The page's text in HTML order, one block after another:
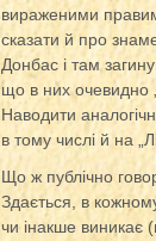
вираженими
сказати й про
Донбас і там
що в них очевидно
Наводити
в тому числі й на
Що ж публічно
Здається, в
чи інакше виникає